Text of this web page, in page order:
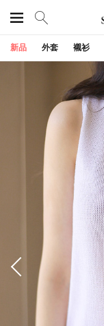
新品 外套 襯衫